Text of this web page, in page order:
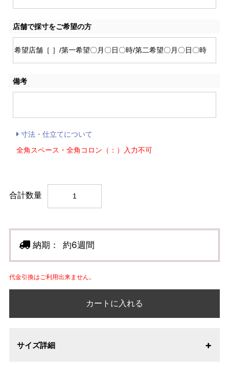
店舗で採寸をご希望の方
備考
寸法・仕立てについて
全角スペース・全角コロン（：）入力不可
合計数量
納期： 約6週間
代金引換はご利用出来ません。
カートに入れる
サイズ詳細